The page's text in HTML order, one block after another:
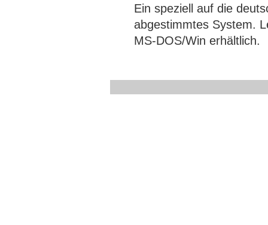
Ein speziell auf die
abgestimmtes System.
MS-DOS/Win erhältlich.